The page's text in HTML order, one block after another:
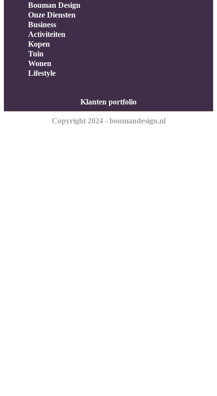
Bouman Design
Onze Diensten
Business
Activiteiten
Kopen
Tuin
Wonen
Lifestyle
Klanten portfolio
Copyright 2024 - boumandesign.nl